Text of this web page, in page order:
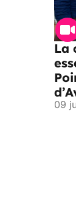
La
09